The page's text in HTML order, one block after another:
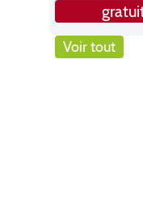
Voir tout